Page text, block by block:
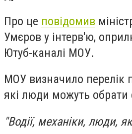
Про це повідомив
Умєров у інтерв'ю,
Ютуб-каналі МОУ.
МОУ визначило перелік
які люди можуть обрати
"Водії, механіки, люди,